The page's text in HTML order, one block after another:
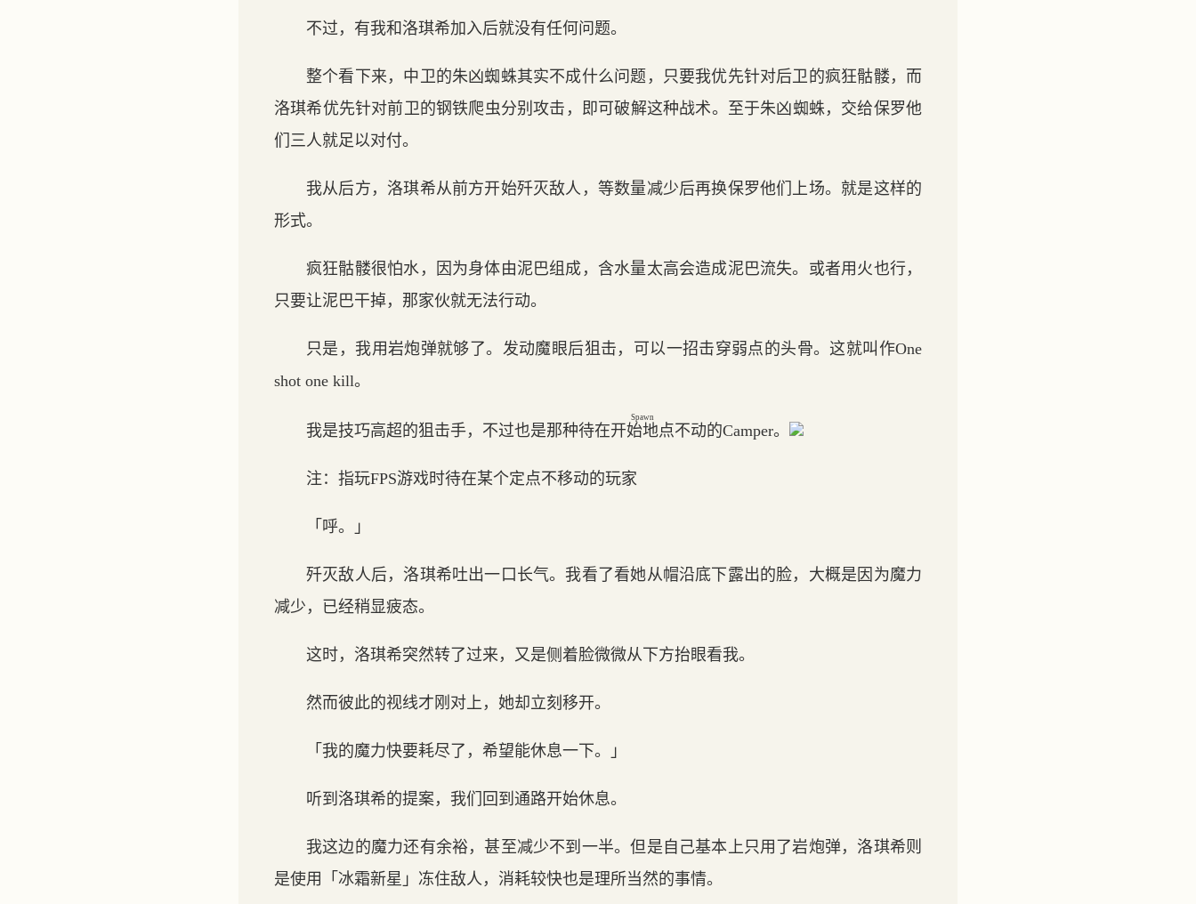
不过，有我和洛琪希加入后就没有任何问题。
整个看下来，中卫的朱凶蜘蛛其实不成什么问题，只要我优先针对后卫的疯狂骷髅，而
洛琪希优先针对前卫的钢铁爬虫分别攻击，即可破解这种战术。至于朱凶蜘蛛，交给保罗他
们三人就足以对付。
我从后方，洛琪希从前方开始歼灭敌人，等数量减少后再换保罗他们上场。就是这样的
形式。
疯狂骷髅很怕水，因为身体由泥巴组成，含水量太高会造成泥巴流失。或者用火也行，
只要让泥巴干掉，那家伙就无法行动。
只是，我用岩炮弹就够了。发动魔眼后狙击，可以一招击穿弱点的头骨。这就叫作One
shot one kill。
我是技巧高超的狙击手，不过也是那种待在开始地点
Spawn
不动的Camper。
注：指玩FPS游戏时待在某个定点不移动的玩家
「呼。」
歼灭敌人后，洛琪希吐出一口长气。我看了看她从帽沿底下露出的脸，大概是因为魔力
减少，已经稍显疲态。
这时，洛琪希突然转了过来，又是侧着脸微微从下方抬眼看我。
然而彼此的视线才刚对上，她却立刻移开。
「我的魔力快要耗尽了，希望能休息一下。」
听到洛琪希的提案，我们回到通路开始休息。
我这边的魔力还有余裕，甚至减少不到一半。但是自己基本上只用了岩炮弹，洛琪希则
是使用「冰霜新星」冻住敌人，消耗较快也是理所当然的事情。